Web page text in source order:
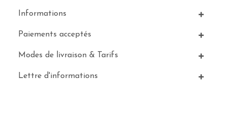
Informations
Paiements acceptés
Modes de livraison & Tarifs
Lettre d'informations